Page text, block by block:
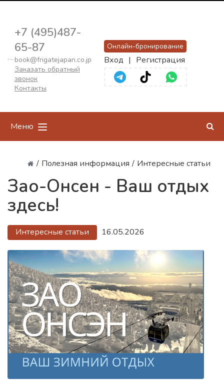
+7 (495)487-
65-87
book@frigatejapan.co.jp
Заказать обратный
звонок
Контакты
Онлайн-бронирование
Вход | Регистрация
Меню
/ Полезная информация / Интересные статьи
Зао-Онсен - Ваш отдых
здесь!
Интересные статьи 16.05.2026